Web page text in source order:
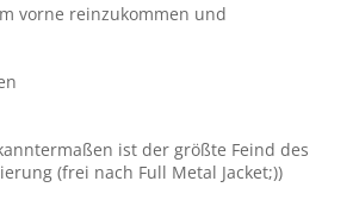
vorne reinzukommen und
ist der größte Feind des
(frei nach Full Metal Jacket;))